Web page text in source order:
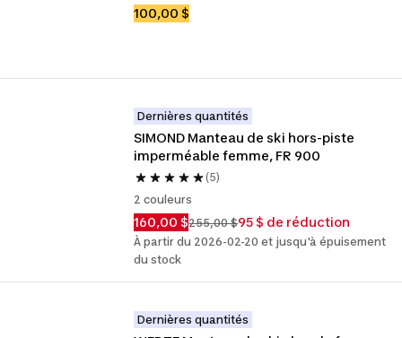
100,00 $
Dernières quantités
SIMOND Manteau de ski hors-piste
imperméable femme, FR 900
(5)
2 couleurs
160,00 $255,00 $95 $ de réduction
À partir du 2026-02-20 et jusqu'à épuisement
du stock
Dernières quantités